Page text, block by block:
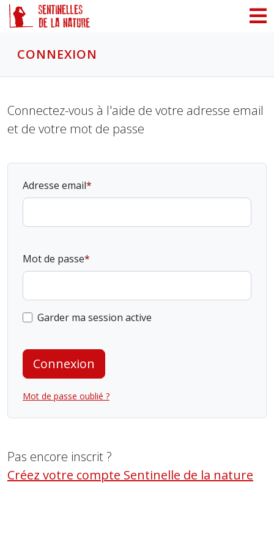
CONNEXION
Connectez-vous à l'aide de votre adresse email
et de votre mot de passe
Adresse email
Mot de passe
Garder ma session active
Connexion
Mot de passe oublié ?
Pas encore inscrit ?
Créez votre compte Sentinelle de la nature
Panneau de gestion des cookies